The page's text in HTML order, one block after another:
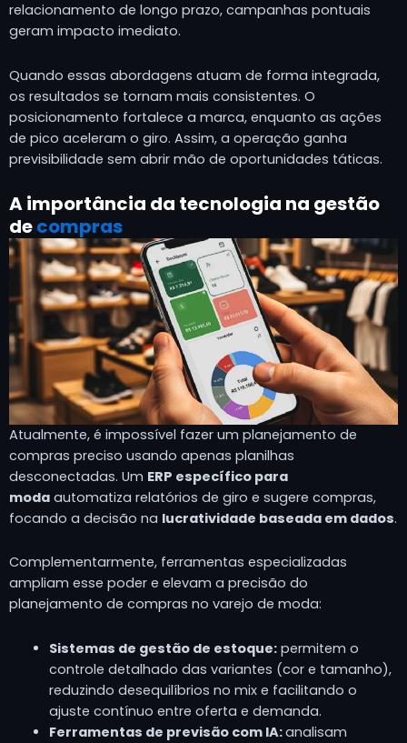
relacionamento de longo prazo, campanhas pontuais
geram impacto imediato.
Quando essas abordagens atuam de forma integrada,
os resultados se tornam mais consistentes. O
posicionamento fortalece a marca, enquanto as ações
de pico aceleram o giro. Assim, a operação ganha
previsibilidade sem abrir mão de oportunidades táticas.
A importância da tecnologia na gestão
decompras
Atualmente, é impossível fazer um planejamento de
compras preciso usando apenas planilhas
desconectadas. Um ERP específico para
moda automatiza relatórios de giro e sugere compras,
focando a decisão na lucratividade baseada em dados.
Complementarmente, ferramentas especializadas
ampliam esse poder e elevam a precisão do
planejamento de compras no varejo de moda:
Sistemas de gestão de estoque:permitem o
controle detalhado das variantes (cor e tamanho),
reduzindo desequilíbrios no mix e facilitando o
ajuste contínuo entre oferta e demanda.
Ferramentas de previsão com IA:analisam